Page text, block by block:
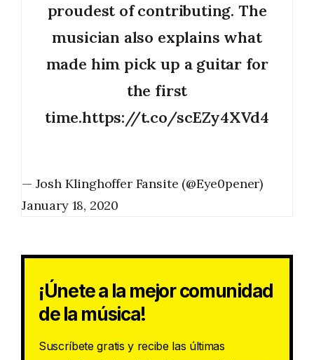
proudest of contributing. The
musician also explains what
made him pick up a guitar for
the first
time.https://t.co/scEZy4XVd4
— Josh Klinghoffer Fansite (@Eye0pener)
January 18, 2020
¡Únete a la mejor comunidad
de la música!
Suscríbete gratis y recibe las últimas